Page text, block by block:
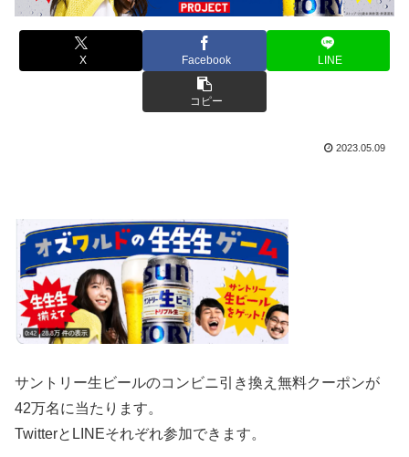
X Facebook LINE
コピー
2023.05.09
サントリー生ビールのコンビニ引き換え無料クーポンが
42万名に当たります。
TwitterとLINEそれぞれ参加できます。